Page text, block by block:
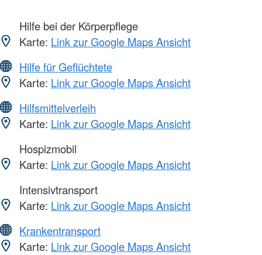
Hilfe bei der Körperpflege
Karte: Link zur Google Maps Ansicht
Hilfe für Geflüchtete
Karte: Link zur Google Maps Ansicht
Hilfsmittelverleih
Karte: Link zur Google Maps Ansicht
Hospizmobil
Karte: Link zur Google Maps Ansicht
Intensivtransport
Karte: Link zur Google Maps Ansicht
Krankentransport
Karte: Link zur Google Maps Ansicht